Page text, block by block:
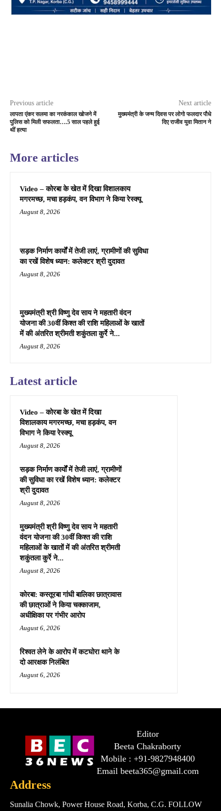
Previous article
लापता एंकर सलमा का नरकंकाल खोजने में
पुलिस को मिली सफलता….5 साल पहले हुई
थीं हत्या
Next article
मुख्यमंत्री के जन्म दिवस पर लोगो फलदार पौधे
दिए राजीव युवा मितान ने
More articles
Video – कोरबा के खेत में दिखा विशालकाय
मगरमच्छ, मचा हड़कंप, वन विभाग ने किया रेस्क्यू
August 8, 2026
सड़क निर्माण कार्यों में तेजी लाएं, ग्रामीणों की सुविधा
का रखें विशेष ध्यान: कलेक्टर श्री दुदावत
August 8, 2026
मुख्यमंत्री श्री विष्णु देव साय ने महतारी वंदन
योजना की 30वीं किश्त की राशि महिलाओं के खातों
में की अंतरित श्रीमती शकुंतला कुर्रे ने...
August 8, 2026
Latest article
Video – कोरबा के खेत में दिखा
विशालकाय मगरमच्छ, मचा हड़कंप, वन
विभाग ने किया रेस्क्यू
August 8, 2026
सड़क निर्माण कार्यों में तेजी लाएं, ग्रामीणों
की सुविधा का रखें विशेष ध्यान: कलेक्टर
श्री दुदावत
August 8, 2026
मुख्यमंत्री श्री विष्णु देव साय ने महतारी
वंदन योजना की 30वीं किश्त की राशि
महिलाओं के खातों में की अंतरित श्रीमती
शकुंतला कुर्रे ने...
August 8, 2026
कोरबा: कस्तूरबा गांधी बालिका छात्रावास
की छात्राओं ने किया चक्काजाम,
अधीक्षिका पर गंभीर आरोप
August 6, 2026
रिश्वत लेने के आरोप में कटघोरा थाने के
दो आरक्षक निलंबित
August 6, 2026
Editor
Beeta Chakraborty
Mobile : +91-9827948400
Email beeta365@gmail.com
Address
Sunalia Chowk, Power House Road, Korba, C.G. FOLLOW